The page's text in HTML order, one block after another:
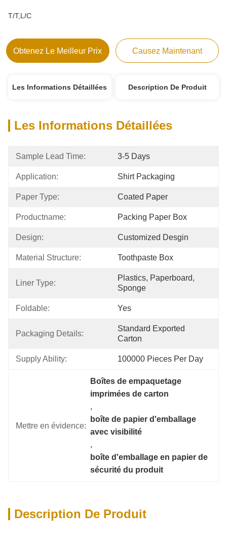
T/T,L/C
Obtenez Le Meilleur Prix Causez Maintenant
Les Informations Détaillées Description De Produit
Les Informations Détaillées
Sample Lead Time: 3-5 Days
Application: Shirt Packaging
Paper Type: Coated Paper
Productname: Packing Paper Box
Design: Customized Desgin
Material Structure: Toothpaste Box
Liner Type:
Plastics, Paperboard,
Sponge
Foldable: Yes
Packaging Details:
Standard Exported
Carton
Supply Ability: 100000 Pieces Per Day
Mettre en évidence:
Boîtes de empaquetage
imprimées de carton
,
boîte de papier d'emballage
avec visibilité
,
boîte d'emballage en papier de
sécurité du produit
Description De Produit